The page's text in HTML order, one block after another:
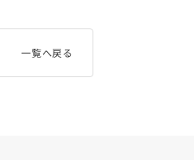
一覧へ戻る